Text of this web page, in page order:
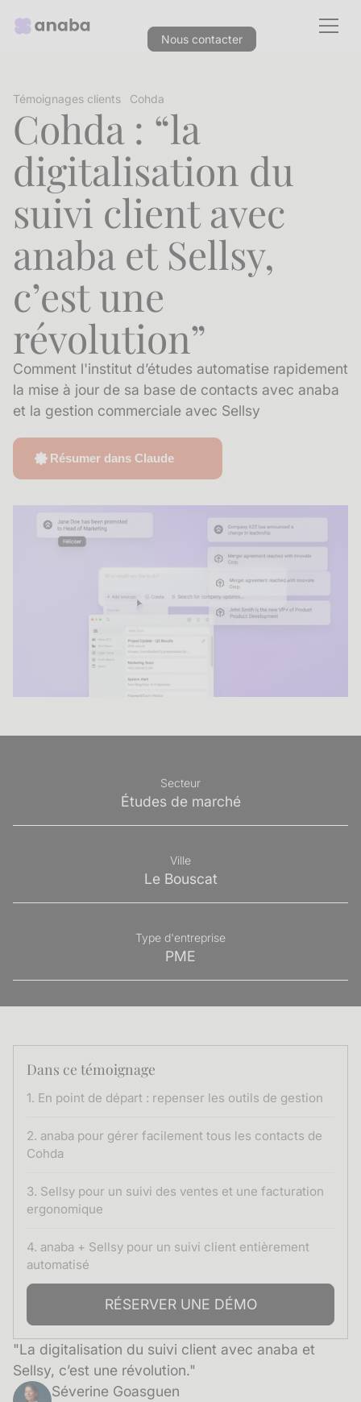
Nous contacter
Témoignages clients Cohda
Cohda : “la
digitalisation du
suivi client avec
anaba et Sellsy,
c’est une
révolution”
Comment l'institut d’études automatise rapidement
la mise à jour de sa base de contacts avec anaba
et la gestion commerciale avec Sellsy
Résumer dans Claude
Secteur
Études de marché
Ville
Le Bouscat
Type d'entreprise
PME
Dans ce témoignage
1. En point de départ : repenser les outils de gestion
2. anaba pour gérer facilement tous les contacts de
Cohda
3. Sellsy pour un suivi des ventes et une facturation
ergonomique
4. anaba + Sellsy pour un suivi client entièrement
automatisé
RÉSERVER UNE DÉMO
"La digitalisation du suivi client avec anaba et
Sellsy, c’est une révolution."
Séverine Goasguen